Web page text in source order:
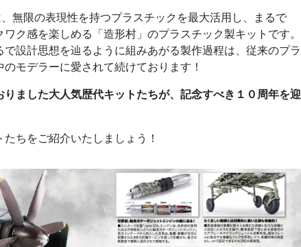
無限の表現性を持つプラスチックを最大活用し、まるで
ク感を楽しめる「造形村」のプラスチック製キットです。
設計思想を辿るように組みあがる製作過程は、従来のプラ
モデラーに愛されて続けております！
ました大人気歴代キットたちが、記念すべき１０周年を迎
ちをご紹介いたしましょう！